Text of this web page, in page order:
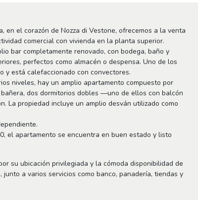
en el corazón de Nozza di Vestone, ofrecemos a la venta
comercial con vivienda en la planta superior.
bar completamente renovado, con bodega, baño y
perfectos como almacén o despensa. Uno de los
y está calefaccionado con convectores.
niveles, hay un amplio apartamento compuesto por
dos dormitorios dobles —uno de ellos con balcón
La propiedad incluye un amplio desván utilizado como
el apartamento se encuentra en buen estado y listo
su ubicación privilegiada y la cómoda disponibilidad de
a varios servicios como banco, panadería, tiendas y